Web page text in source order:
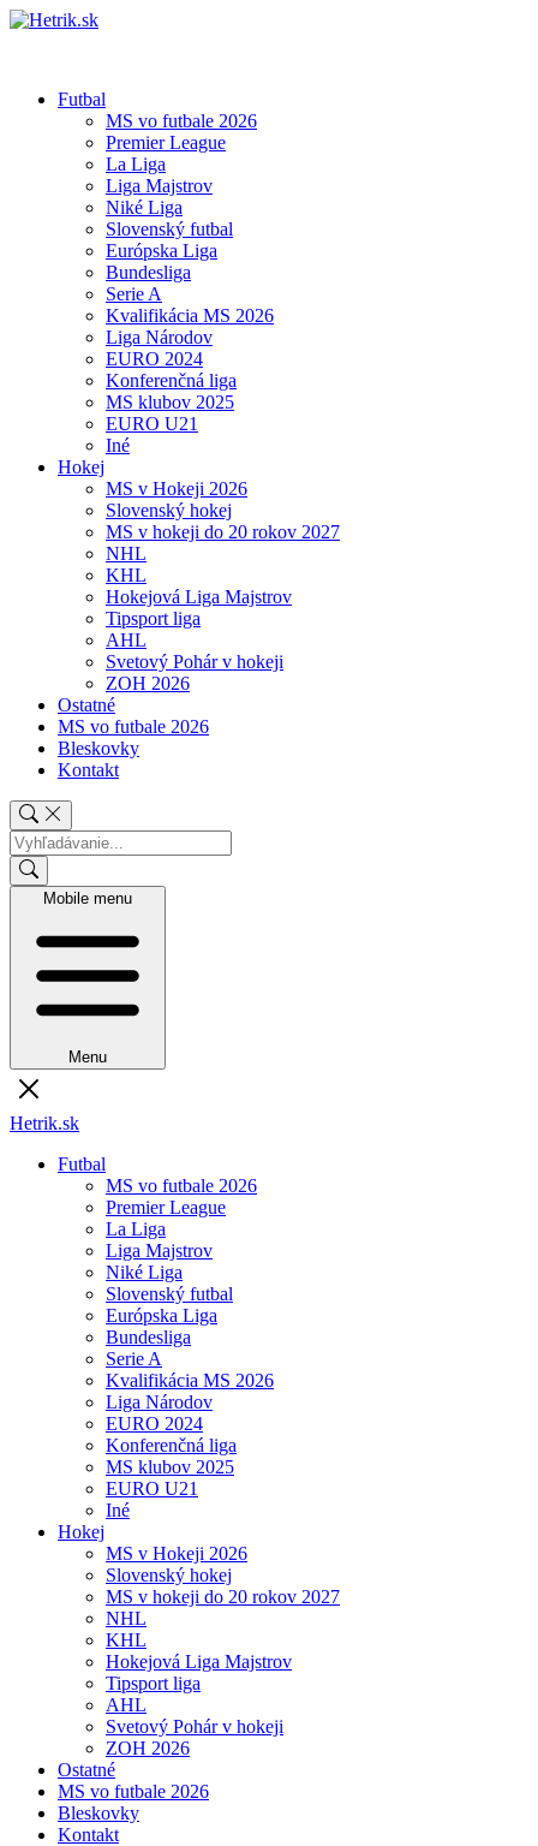
Futbal
MS vo futbale 2026
Premier League
La Liga
Liga Majstrov
Niké Liga
Slovenský futbal
Európska Liga
Bundesliga
Serie A
Kvalifikácia MS 2026
Liga Národov
EURO 2024
Konferenčná liga
MS klubov 2025
EURO U21
Iné
Hokej
MS v Hokeji 2026
Slovenský hokej
MS v hokeji do 20 rokov 2027
NHL
KHL
Hokejová Liga Majstrov
Tipsport liga
AHL
Svetový Pohár v hokeji
ZOH 2026
Ostatné
MS vo futbale 2026
Bleskovky
Kontakt
Mobile menu
Menu
Hetrik.sk
Futbal
MS vo futbale 2026
Premier League
La Liga
Liga Majstrov
Niké Liga
Slovenský futbal
Európska Liga
Bundesliga
Serie A
Kvalifikácia MS 2026
Liga Národov
EURO 2024
Konferenčná liga
MS klubov 2025
EURO U21
Iné
Hokej
MS v Hokeji 2026
Slovenský hokej
MS v hokeji do 20 rokov 2027
NHL
KHL
Hokejová Liga Majstrov
Tipsport liga
AHL
Svetový Pohár v hokeji
ZOH 2026
Ostatné
MS vo futbale 2026
Bleskovky
Kontakt